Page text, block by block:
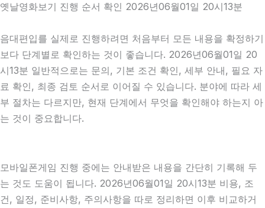
옛날영화보기 진행 순서 확인 2026년06월01일 20시13분
음대편입를 실제로 진행하려면 처음부터 모든 내용을 확정하기
보다 단계별로 확인하는 것이 좋습니다. 2026년06월01일 20
시13분 일반적으로는 문의, 기본 조건 확인, 세부 안내, 필요 자
료 확인, 최종 검토 순서로 이어질 수 있습니다. 분야에 따라 세
부 절차는 다르지만, 현재 단계에서 무엇을 확인해야 하는지 아
는 것이 중요합니다.
모바일폰게임 진행 중에는 안내받은 내용을 간단히 기록해 두
는 것도 도움이 됩니다. 2026년06월01일 20시13분 비용, 조
건, 일정, 준비사항, 주의사항을 따로 정리하면 이후 비교하거